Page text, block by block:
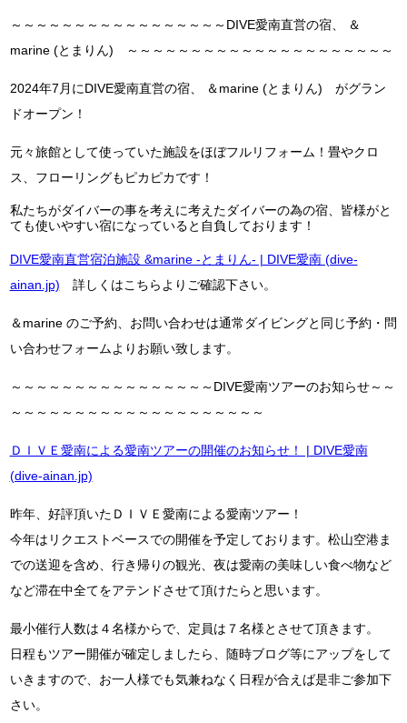
～～～～～～～～～～～～～～～～～DIVE愛南直営の宿、 ＆
marine (とまりん) ～～～～～～～～～～～～～～～～～～～～～
2024年7月にDIVE愛南直営の宿、 ＆marine (とまりん) がグラン
ドオープン！
元々旅館として使っていた施設をほぼフルリフォーム！畳やクロ
ス、フローリングもピカピカです！
私たちがダイバーの事を考えに考えたダイバーの為の宿、皆様がと
ても使いやすい宿になっていると自負しております！
DIVE愛南直営宿泊施設 &marine -とまりん- | DIVE愛南 (dive-
ainan.jp) 詳しくはこちらよりご確認下さい。
＆marine のご予約、お問い合わせは通常ダイビングと同じ予約・問
い合わせフォームよりお願い致します。
～～～～～～～～～～～～～～～～DIVE愛南ツアーのお知らせ～～
～～～～～～～～～～～～～～～～～～～～
ＤＩＶＥ愛南による愛南ツアーの開催のお知らせ！ | DIVE愛南
(dive-ainan.jp)
昨年、好評頂いたＤＩＶＥ愛南による愛南ツアー！
今年はリクエストベースでの開催を予定しております。松山空港ま
での送迎を含め、行き帰りの観光、夜は愛南の美味しい食べ物など
など滞在中全てをアテンドさせて頂けたらと思います。
最小催行人数は４名様からで、定員は７名様とさせて頂きます。
日程もツアー開催が確定しましたら、随時ブログ等にアップをして
いきますので、お一人様でも気兼ねなく日程が合えば是非ご参加下
さい。